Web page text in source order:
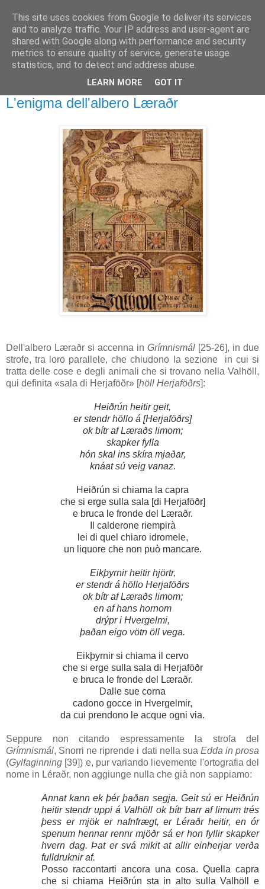
Gangleri - Il blog del
Progetto Bifröst
L'enigma dell'albero Læraðr
Dell'albero Læraðr si accenna in Grímnismál [25-26], in due
strofe, tra loro parallele, che chiudono la sezione in cui si
tratta delle cose e degli animali che si trovano nella Valhöll ,
qui definita «sala di Herjaföðr» [höll Herjaföðrs]:
Heiðrún heitir geit,
er stendr höllo á [Herjaföðrs]
ok bítr af Læraðs limom;
skapker fylla
hón skal ins skíra mjaðar,
knáat sú veig vanaz.
Heiðrún si chiama la capra
che si erge sulla sala [di Herjaföðr]
e bruca le fronde del
Læraðr.
Il calderone riempirà
lei di quel chiaro idromele,
un liquore che non può mancare.
Eikþyrnir heitir hjörtr,
er stendr á höllo Herjaföðrs
ok bítr af Læraðs limom;
en af hans hornom
drýpr i Hvergelmi,
þaðan eigo vötn öll vega.
Eikþyrnir si chiama il cervo
che si erge sulla sala di Herjaföðr
e bruca le fronde del
Læraðr.
Dalle sue corna
cadono gocce in Hvergelmir,
da cui prendono le acque ogni via.
Seppure non citando espressamente la strofa del
Grímnismál, Snorri ne riprende i dati nella sua Edda in prosa
(Gylfaginning [39]) e, pur variando lievemente l'ortografia del
nome in Léraðr, non aggiunge nulla che già non sappiamo:
Annat kann ek þér þaðan segja. Geit sú er Heiðrún
heitir stendr uppi á Valhöll ok bítr barr af limum trés
þess er mjök er nafnfrægt, er Léraðr heitir, en ór
spenum hennar rennr mjöðr sá er hon fyllir skapker
hvern dag. Þat er svá mikit at allir einherjar verða
fulldruknir af.
Posso raccontarti ancora una cosa. Quella capra
che si chiama
Heiðrún sta in alto sullaValhöll
e
This site uses cookies from Google to deliver its services
and to analyze traffic. Your IP address and user-agent are
shared with Google along with performance and security
metrics to ensure quality of service, generate usage
statistics, and to detect and address abuse.
LEARN MORE GOT IT